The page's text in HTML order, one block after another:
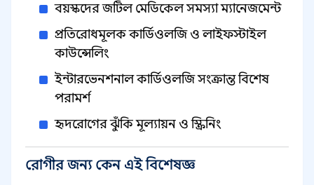
বয়স্কদের জটিল মেডিকেল সমস্যা ম্যানেজমেন্ট
প্রতিরোধমূলক কার্ডিওলজি ও লাইফস্টাইল
কাউন্সেলিং
ইন্টারভেনশনাল কার্ডিওলজি সংক্রান্ত বিশেষ
পরামর্শ
হৃদরোগের ঝুঁকি মূল্যায়ন ও স্ক্রিনিং
রোগীর জন্য কেন এই বিশেষজ্ঞ